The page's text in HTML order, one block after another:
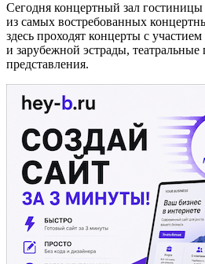
Сегодня концертный зал гостиницы
из самых востребованных
здесь проходят концерты с участием
и зарубежной эстрады,
представления.